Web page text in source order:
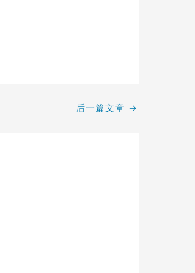
后一篇文章 →